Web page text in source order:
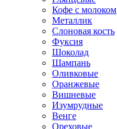
Кофе с молоком
Металлик
Слоновая кость
Фуксия
Шоколад
Шампань
Оливковые
Оранжевые
Вишневые
Изумрудные
Венге
Ореховые